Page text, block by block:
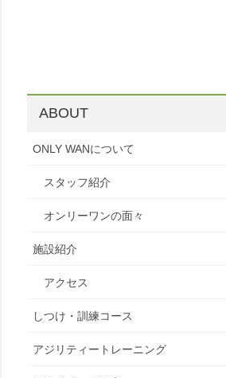
ABOUT
ONLY WANについて
スタッフ紹介
オンリーワンの面々
施設紹介
アクセス
しつけ・訓練コース
アジリティートレーニング